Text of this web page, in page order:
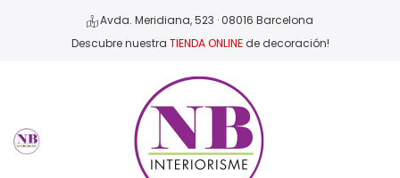
Avda. Meridiana, 523 · 08016 Barcelona
Descubre nuestra TIENDA ONLINEde decoración!